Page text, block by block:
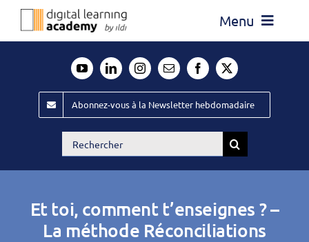
Passer
Menu
Évènements ILDI
Offres d’emploi
Publiez
Abonnez-vous à la Newsletter hebdomadaire
Rechercher:
Et toi, comment t’enseignes ? –
La méthode Réconciliations